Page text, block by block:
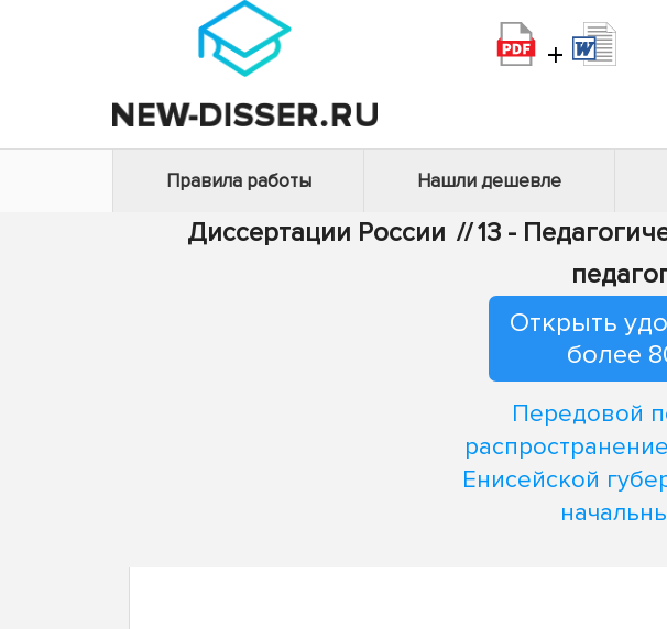
+
Правила работы Нашли дешевле
Диссертации России //13 -
Открыть
более
Передовой
Енисейской